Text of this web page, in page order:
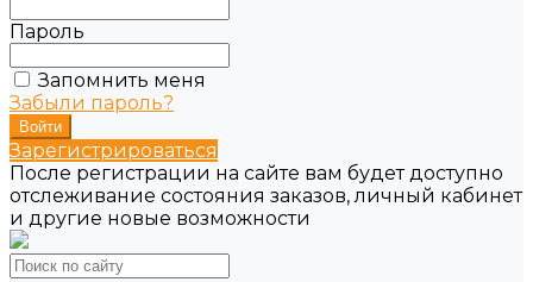
Пароль
Запомнить меня
Забыли пароль?
Зарегистрироваться
После регистрации на сайте вам будет доступно
отслеживание состояния заказов, личный кабинет
и другие новые возможности